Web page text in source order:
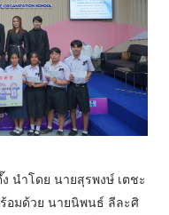
นำโดย นายสุรพงษ์ เตชะ
อมด้วย นายนิพนธ์ ลีละศิ